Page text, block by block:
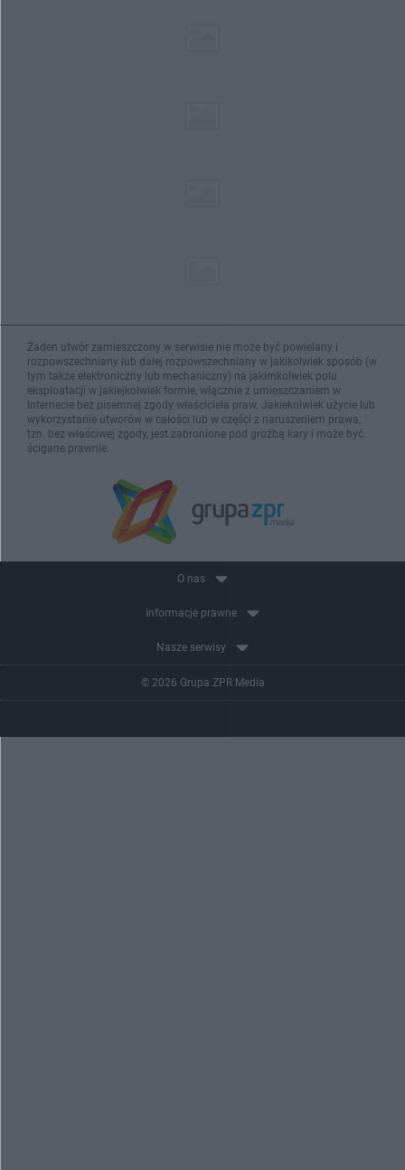
Żaden utwór zamieszczony w serwisie nie może być powielany i
rozpowszechniany lub dalej rozpowszechniany w jakikolwiek sposób (w
tym także elektroniczny lub mechaniczny) na jakimkolwiek polu
eksploatacji w jakiejkolwiek formie, włącznie z umieszczaniem w
Internecie bez pisemnej zgody właściciela praw. Jakiekolwiek użycie lub
wykorzystanie utworów w całości lub w części z naruszeniem prawa,
tzn. bez właściwej zgody, jest zabronione pod groźbą kary i może być
ścigane prawnie.
O nas
Informacje prawne
Nasze serwisy
© 2026 Grupa ZPR Media